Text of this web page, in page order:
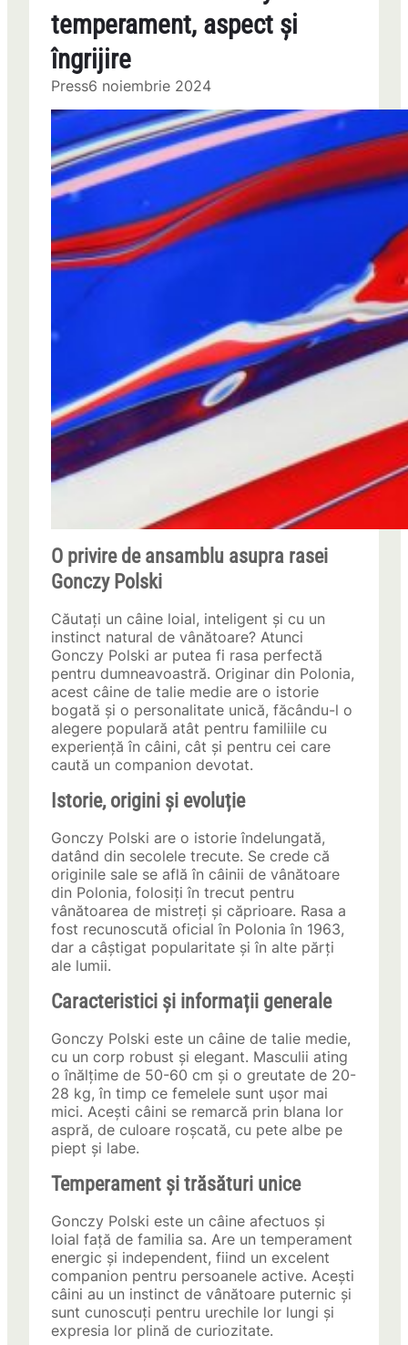
temperament, aspect și
îngrijire
Press6 noiembrie 2024
O privire de ansamblu asupra rasei
Gonczy Polski
Căutați un câine loial, inteligent și cu un
instinct natural de vânătoare? Atunci
Gonczy Polski ar putea fi rasa perfectă
pentru dumneavoastră. Originar din Polonia,
acest câine de talie medie are o istorie
bogată și o personalitate unică, făcându-l o
alegere populară atât pentru familiile cu
experiență în câini, cât și pentru cei care
caută un companion devotat.
Istorie, origini și evoluție
Gonczy Polski are o istorie îndelungată,
datând din secolele trecute. Se crede că
originile sale se află în câinii de vânătoare
din Polonia, folosiți în trecut pentru
vânătoarea de mistreți și căprioare. Rasa a
fost recunoscută oficial în Polonia în 1963,
dar a câștigat popularitate și în alte părți
ale lumii.
Caracteristici și informații generale
Gonczy Polski este un câine de talie medie,
cu un corp robust și elegant. Masculii ating
o înălțime de 50-60 cm și o greutate de 20-
28 kg, în timp ce femelele sunt ușor mai
mici. Acești câini se remarcă prin blana lor
aspră, de culoare roșcată, cu pete albe pe
piept și labe.
Temperament și trăsături unice
Gonczy Polski este un câine afectuos și
loial față de familia sa. Are un temperament
energic și independent, fiind un excelent
companion pentru persoanele active. Acești
câini au un instinct de vânătoare puternic și
sunt cunoscuți pentru urechile lor lungi și
expresia lor plină de curiozitate.